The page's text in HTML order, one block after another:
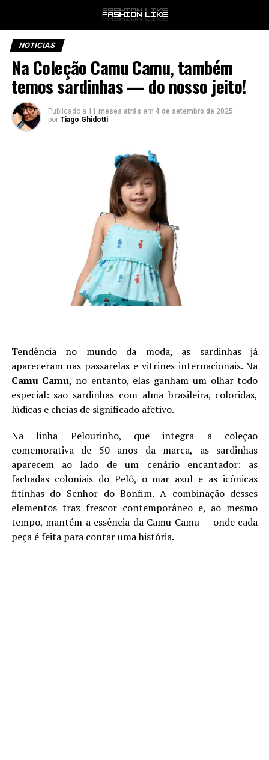
NOTICIAS
Na Coleção Camu Camu, também
temos sardinhas — do nosso jeito!
Publicado a 11 meses atrás em 4 de setembro de 2025
por Tiago Ghidotti
Tendência no mundo da moda, as sardinhas já
apareceram nas passarelas e vitrines internacionais. Na
Camu Camu, no entanto, elas ganham um olhar todo
especial: são sardinhas com alma brasileira, coloridas,
lúdicas e cheias de significado afetivo.
Na linha Pelourinho, que integra a coleção
comemorativa de 50 anos da marca, as sardinhas
aparecem ao lado de um cenário encantador: as
fachadas coloniais do Pelô, o mar azul e as icônicas
fitinhas do Senhor do Bonfim. A combinação desses
elementos traz frescor contemporâneo e, ao mesmo
tempo, mantém a essência da Camu Camu — onde cada
peça é feita para contar uma história.